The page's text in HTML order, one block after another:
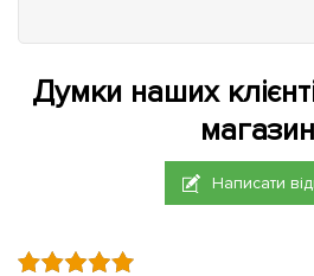
Думки наших
Написати